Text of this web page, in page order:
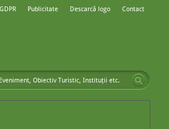
Publicitate Descarcă logo Contact